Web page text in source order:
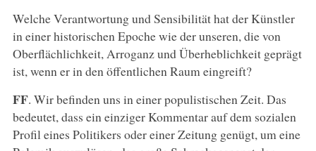
Welche Verantwortung und Sensibilität hat der Künstler
in einer historischen Epoche wie der unseren, die von
Oberflächlichkeit, Arroganz und Überheblichkeit geprägt
ist, wenn er in den öffentlichen Raum eingreift?
FF. Wir befinden uns in einer populistischen Zeit. Das
bedeutet, dass ein einziger Kommentar auf dem sozialen
Profil eines Politikers oder einer Zeitung genügt, um eine